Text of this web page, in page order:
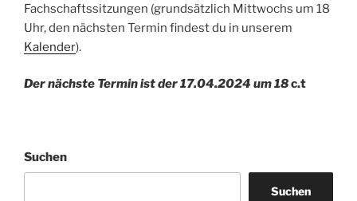
Fachschaftssitzungen (grundsätzlich Mittwochs um 18
Uhr, den nächsten Termin findest du in unserem
Kalender).
Der nächste Termin ist der 17.04.2024 um 18c.t
Suchen
Suchen